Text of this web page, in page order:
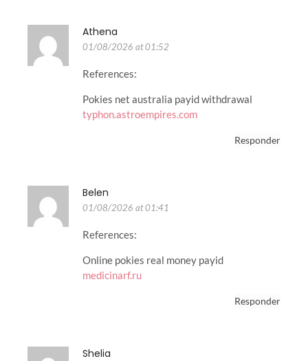
Athena
01/08/2026 at 01:52
References:
Pokies net australia payid withdrawal
typhon.astroempires.com
Responder
Belen
01/08/2026 at 01:41
References:
Online pokies real money payid
medicinarf.ru
Responder
Shelia